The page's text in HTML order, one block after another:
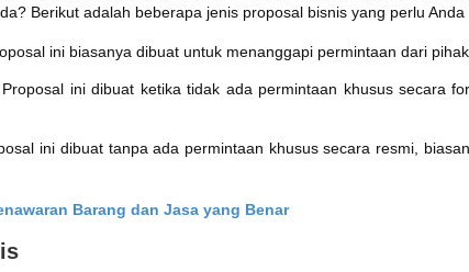
Berikut adalah beberapa jenis proposal bisnis yang perlu Anda
ini biasanya dibuat untuk menanggapi permintaan dari
Proposal ini dibuat ketika tidak ada permintaan khusus secara
ini dibuat tanpa ada permintaan khusus secara resmi,
Barang dan Jasa yang Benar